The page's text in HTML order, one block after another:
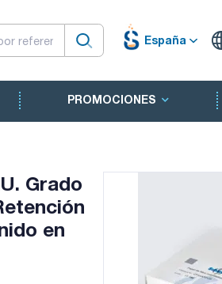
España
PROMOCIONES
Grado
en